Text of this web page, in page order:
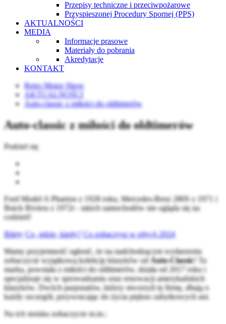
Przepisy techniczne i przeciwpożarowe
Przyspieszonej Procedury Spornej (PPS)
AKTUALNOŚCI
MEDIA
Informacje prasowe
Materiały do pobrania
Akredytacje
KONTAKT
Retro Motor Show
AKTUALNOŚCI
Auto-classic z miłości do oldtimerów
Auto-classic z miłości do oldtimerów
Podziel się
Ford Model A Phaeton z 1928 roku, Mercedes-Benz 280S z 1971 i
Buick Riviera z 1972r - takich samochodów nie ogląda się na
codzień!
Bilety Co, gdzie, kiedy? Co zobaczysz w edycji 2024
Mamy przyjemność ogłosić, że na nadchodzącym wydarzeniu
zobaczycie wyjątkową kolekcję klasyków od Auto-Classic! Ta
marka, powstała z miłości do oldtimerów, działa od 2017 roku i
specjalizuje się w sprowadzaniu oraz renowacji amerykańskich
klasyków. Dwóch pasjonatów, którzy stworzyli tę firmę, dbają o
każdy szczegół, przywracając do życia piękno zabytkowych aut.
Na ich stoisku zobaczycie m.in.: